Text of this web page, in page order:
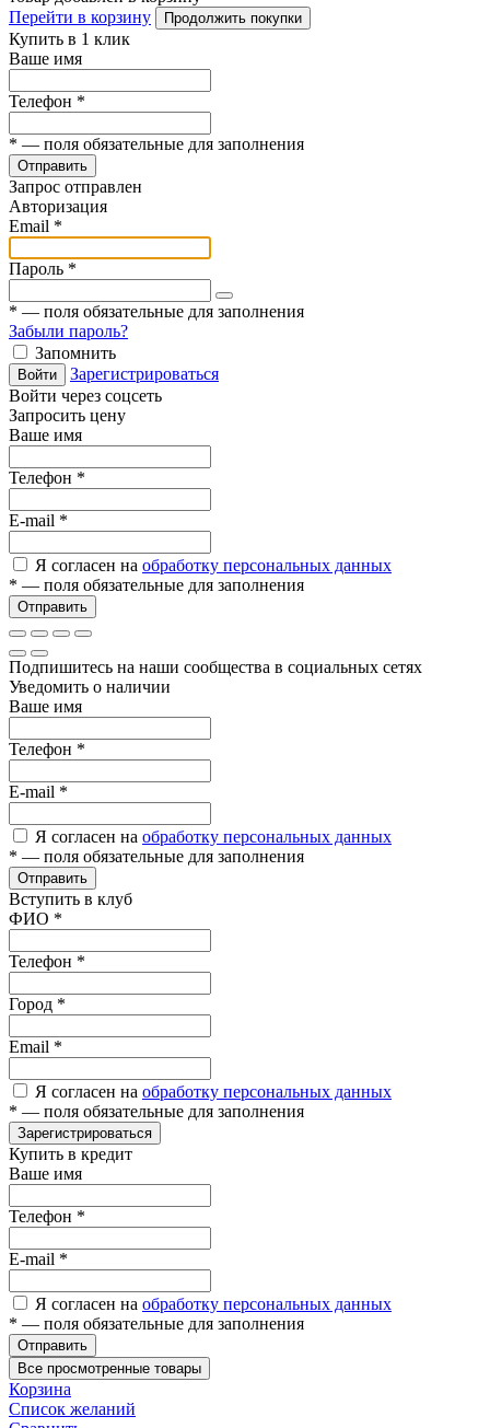
Перейти в корзину
Продолжить покупки
Купить в 1 клик
Ваше имя
Телефон *
* — поля обязательные для заполнения
Отправить
Запрос отправлен
Авторизация
Email *
Пароль *
* — поля обязательные для заполнения
Забыли пароль?
Запомнить
Войти
Зарегистрироваться
Войти через соцсеть
Запросить цену
Ваше имя
Телефон *
E-mail *
Я согласен на обработку персональных данных
* — поля обязательные для заполнения
Отправить
Подпишитесь на наши сообщества в социальных сетях
Уведомить о наличии
Ваше имя
Телефон *
E-mail *
Я согласен на обработку персональных данных
* — поля обязательные для заполнения
Отправить
Вступить в клуб
ФИО *
Телефон *
Город *
Email *
Я согласен на обработку персональных данных
* — поля обязательные для заполнения
Зарегистрироваться
Купить в кредит
Ваше имя
Телефон *
E-mail *
Я согласен на обработку персональных данных
* — поля обязательные для заполнения
Отправить
Все просмотренные товары
Корзина
Список желаний